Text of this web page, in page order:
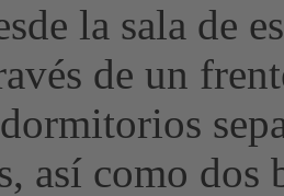
la sala de
de un
así como dos